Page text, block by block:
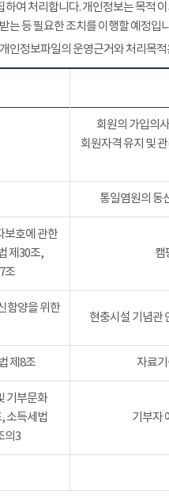
여 처리합니다. 개인정보는 목적
는 등 필요한 조치를 이행할 예정입
인정보파일의 운영근거와 처리목
회원의 가입의
회원자격 유지 및
통일염원의 동
보호에 관한
제30조,
조
캠
함양을 위한
현충시설 기념관
제8조 자료기
기부문화
소득세법
의3
기부자